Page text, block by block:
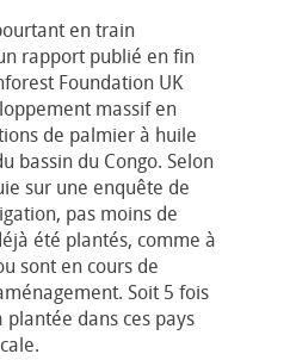
en train
rapport publié en fin
Foundation UK
massif en
de palmier à huile
bassin du Congo. Selon
sur une enquête de
pas moins de
été plantés, comme à
sont en cours de
Soit 5 fois
dans ces pays